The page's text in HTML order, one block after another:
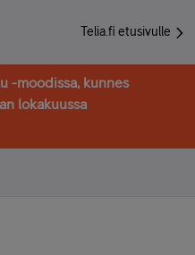
Telia.fi etusivulle
-moodissa, kunnes
lokakuussa